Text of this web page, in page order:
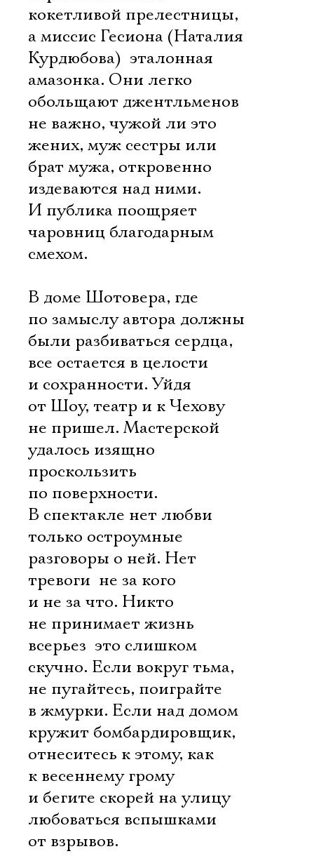
кокетливой прелестницы,
а миссис Гесиона (Наталия
Курдюбова)  эталонная
амазонка. Они легко
обольщают джентльменов 
не важно, чужой ли это
жених, муж сестры или
брат мужа, откровенно
издеваются над ними.
И публика поощряет
чаровниц благодарным
смехом.
В доме Шотовера, где
по замыслу автора должны
были разбиваться сердца,
все остается в целости
и сохранности. Уйдя
от Шоу, театр и к Чехову
не пришел. Мастерской
удалось изящно
проскользить
по поверхности.
В спектакле нет любви 
только остроумные
разговоры о ней. Нет
тревоги  не за кого
и не за что. Никто
не принимает жизнь
всерьез  это слишком
скучно. Если вокруг тьма,
не пугайтесь, поиграйте
в жмурки. Если над домом
кружит бомбардировщик,
отнеситесь к этому, как
к весеннему грому
и бегите скорей на улицу 
любоваться вспышками
от взрывов.